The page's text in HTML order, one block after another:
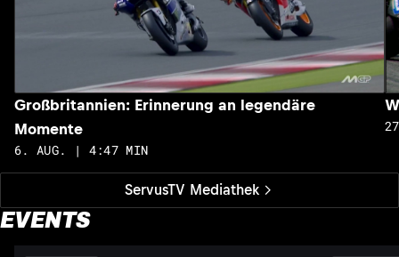
ServusTV Mediathek
Großbritannien: Erinnerung an legendäre
Momente
6. AUG. | 4:47 MIN
EVENTS